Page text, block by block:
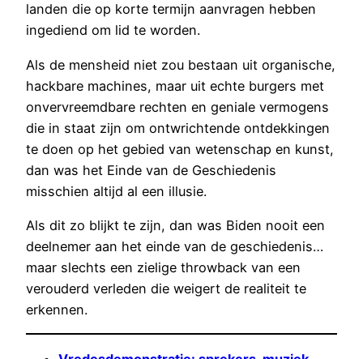
landen die op korte termijn aanvragen hebben
ingediend om lid te worden.
Als de mensheid niet zou bestaan uit organische,
hackbare machines, maar uit echte burgers met
onvervreemdbare rechten en geniale vermogens
die in staat zijn om ontwrichtende ontdekkingen
te doen op het gebied van wetenschap en kunst,
dan was het Einde van de Geschiedenis
misschien altijd al een illusie.
Als dit zo blijkt te zijn, dan was Biden nooit een
deelnemer aan het einde van de geschiedenis…
maar slechts een zielige throwback van een
verouderd verleden die weigert de realiteit te
erkennen.